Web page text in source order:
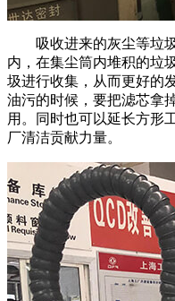
吸收进来的灰尘等垃圾
内，在集尘筒内堆积的垃
圾进行收集，从而更好的
油污的时候，要把滤芯拿
用。同时也可以延长方形
厂清洁贡献力量。